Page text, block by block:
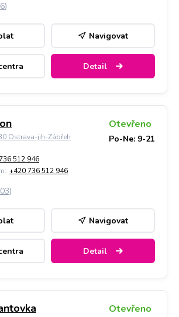
)
Navigovat
Detail
Ostrava-jih-Zábřeh
Otevřeno
Po-Ne: 9-21
512 946
+420 736 512 946
)
Navigovat
Detail
Otevřeno